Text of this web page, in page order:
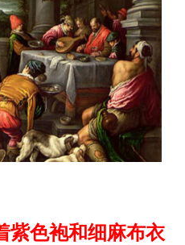
紫色袍和细麻布衣